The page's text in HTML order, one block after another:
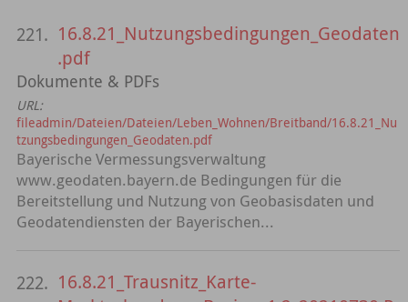
221. 16.8.21_Nutzungsbedingungen_Geodaten
.pdf
Dokumente & PDFs
URL:
fileadmin/Dateien/Dateien/Leben_Wohnen/Breitband/16.8.21_Nu
tzungsbedingungen_Geodaten.pdf
Bayerische Vermessungsverwaltung
www.geodaten.bayern.de Bedingungen für die
Bereitstellung und Nutzung von Geobasisdaten und
Geodatendiensten der Bayerischen...
222. 16.8.21_Trausnitz_Karte-